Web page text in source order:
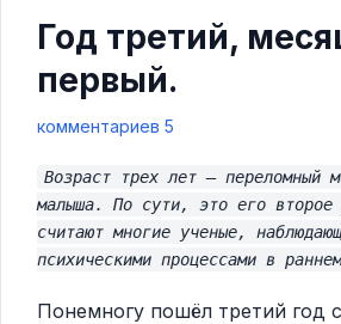
Год третий,
первый.
комментариев 5
Возраст трех лет — переломный
малыша. По сути, это его второе
считают многие ученые,
психическими процессами в
Понемногу пошёл третий год